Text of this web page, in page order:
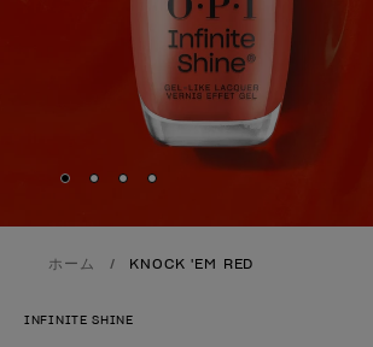
Skip to slide
Skip to slide
Skip to slide
Skip to slide
ホーム KNOCK 'EM RED
INFINITE SHINE